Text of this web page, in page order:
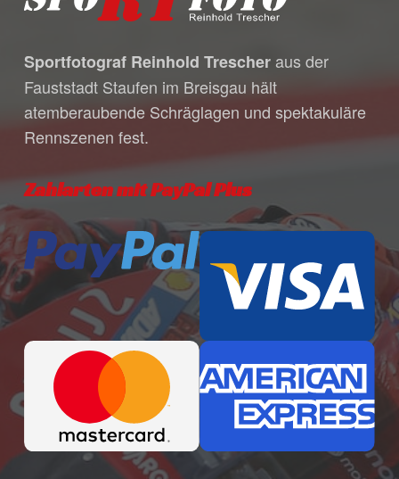
im Warenkorb.
Go to shop
Sportfotograf Reinhold Trescheraus der
Fauststadt Staufen im Breisgau hält
atemberaubende Schräglagen und spektakuläre
Rennszenen fest.
Zahlarten mit PayPal Plus